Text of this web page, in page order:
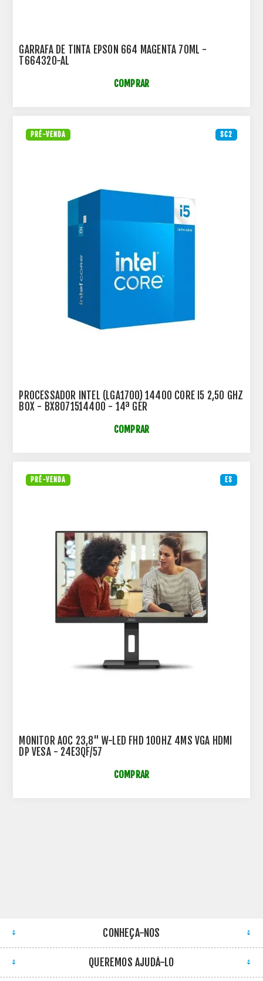
GARRAFA DE TINTA EPSON 664 MAGENTA 70ML -
T664320-AL
COMPRAR
SC2
PRÉ-VENDA
PROCESSADOR INTEL (LGA1700) 14400 CORE I5 2,50 GHZ
BOX - BX8071514400 - 14ª GER
COMPRAR
ES
PRÉ-VENDA
MONITOR AOC 23,8" W-LED FHD 100HZ 4MS VGA HDMI
DP VESA - 24E3QF/57
COMPRAR
CONHEÇA-NOS
QUEREMOS AJUDÁ-LO